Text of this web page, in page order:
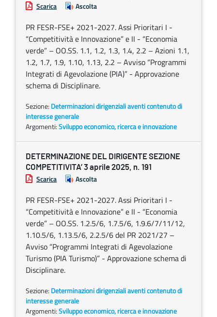
Scarica Ascolta
PR FESR-FSE+ 2021-2027. Assi Prioritari I -
“Competitività e Innovazione” e II - “Economia
verde” – OO.SS. 1.1, 1.2, 1.3, 1.4, 2.2 – Azioni 1.1,
1.2, 1.7, 1.9, 1.10, 1.13, 2.2 – Avviso “Programmi
Integrati di Agevolazione (PIA)” - Approvazione
schema di Disciplinare.
Sezione: Determinazioni dirigenziali aventi contenuto di
interesse generale
Argomenti:Sviluppo economico, ricerca e innovazione
DETERMINAZIONE DEL DIRIGENTE SEZIONE
COMPETITIVITA’ 3 aprile 2025, n. 191
Scarica Ascolta
PR FESR-FSE+ 2021-2027. Assi Prioritari I -
“Competitività e Innovazione” e II - “Economia
verde” – OO.SS. 1.2.5/6, 1.7.5/6, 1.9.6/7/11/12,
1.10.5/6, 1.13.5/6, 2.2.5/6 del PR 2021/27 –
Avviso “Programmi Integrati di Agevolazione
Turismo (PIA Turismo)” - Approvazione schema di
Disciplinare.
Sezione: Determinazioni dirigenziali aventi contenuto di
interesse generale
Argomenti:Sviluppo economico, ricerca e innovazione